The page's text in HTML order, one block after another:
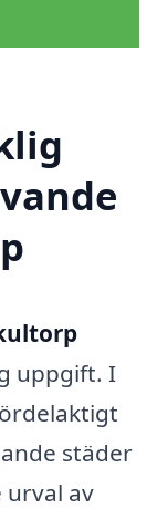
uppgift. I
städer
av